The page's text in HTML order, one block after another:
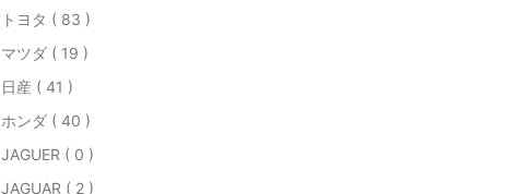
トヨタ ( 83 )
マツダ ( 19 )
日産 ( 41 )
ホンダ ( 40 )
JAGUER ( 0 )
JAGUAR ( 2 )